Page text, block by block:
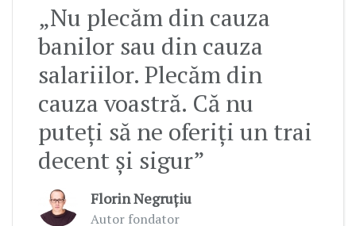
„Nu plecăm din cauza
banilor sau din cauza
salariilor. Plecăm din
cauza voastră. Că nu
puteți să ne oferiți un trai
decent și sigur”
Florin Negruțiu
Autor fondator